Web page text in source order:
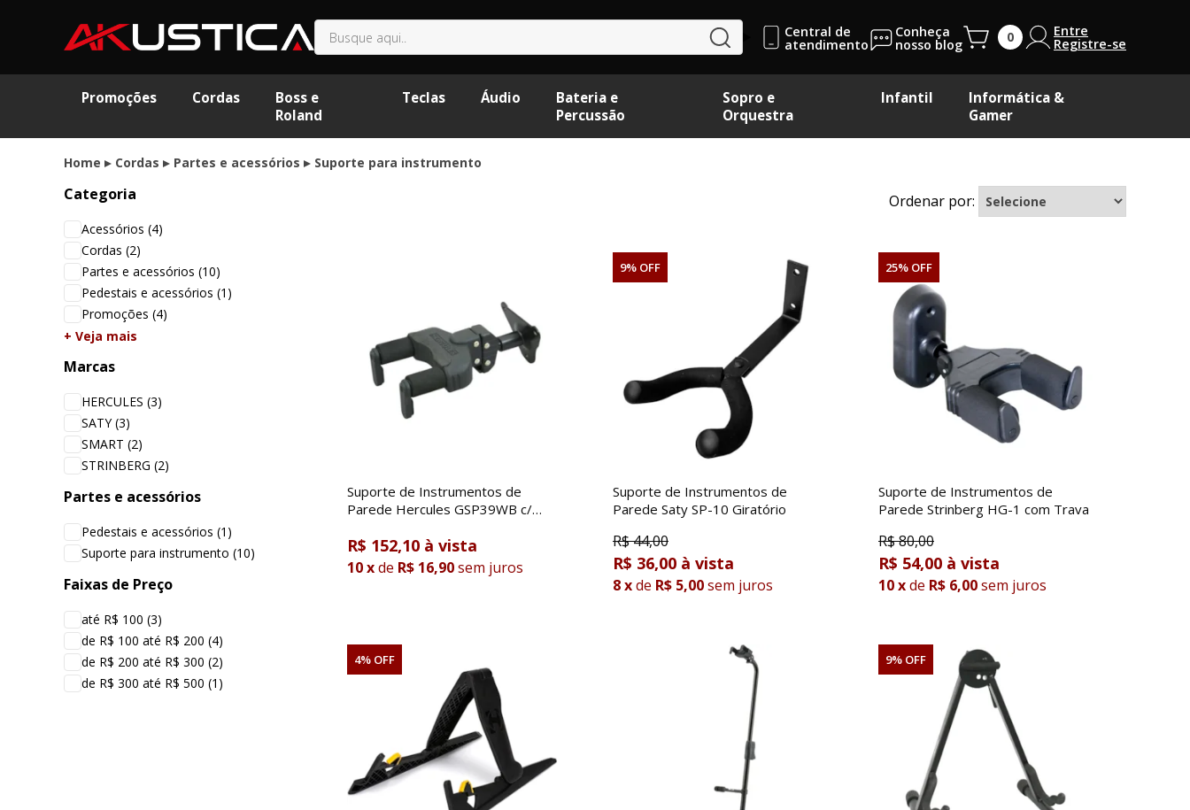
buscar Central de
atendimento
Conheça
nosso blog
Entre
Registre-se
Promoções Cordas
Boss e
Roland
Teclas Áudio
Bateria e
Percussão
Sopro e
Orquestra
Infantil
Informática &
Gamer
Home Cordas Partes e acessórios Suporte para instrumento
Categoria
Acessórios (4)
Cordas (2)
Partes e acessórios (10)
Pedestais e acessórios (1)
Promoções (4)
+ Veja mais
Marcas
HERCULES (3)
SATY(3)
SMART (2)
STRINBERG (2)
Partes e acessórios
Pedestais e acessórios (1)
Suporte para instrumento (10)
Faixas de Preço
até R$ 100 (3)
de R$ 100 até R$ 200 (4)
de R$ 200 até R$ 300 (2)
de R$ 300 até R$ 500 (1)
Ordenar por:
Suporte de Instrumentos de
Parede Hercules GSP39WB c/
R$ 152,10
10xde R$ 16,90sem juros
9% OFF
Suporte de Instrumentos de
Parede Saty SP-10 Giratório
R$44,00
R$ 36,00
8xde R$ 5,00sem juros
25% OFF
Suporte de Instrumentos de
Parede Strinberg HG-1 com Trava
R$80,00
R$ 54,00
10xde R$ 6,00sem juros
4% OFF 9% OFF